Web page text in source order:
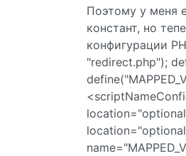
Поэтому у меня
констант, но
конфигурации
"redirect.php");